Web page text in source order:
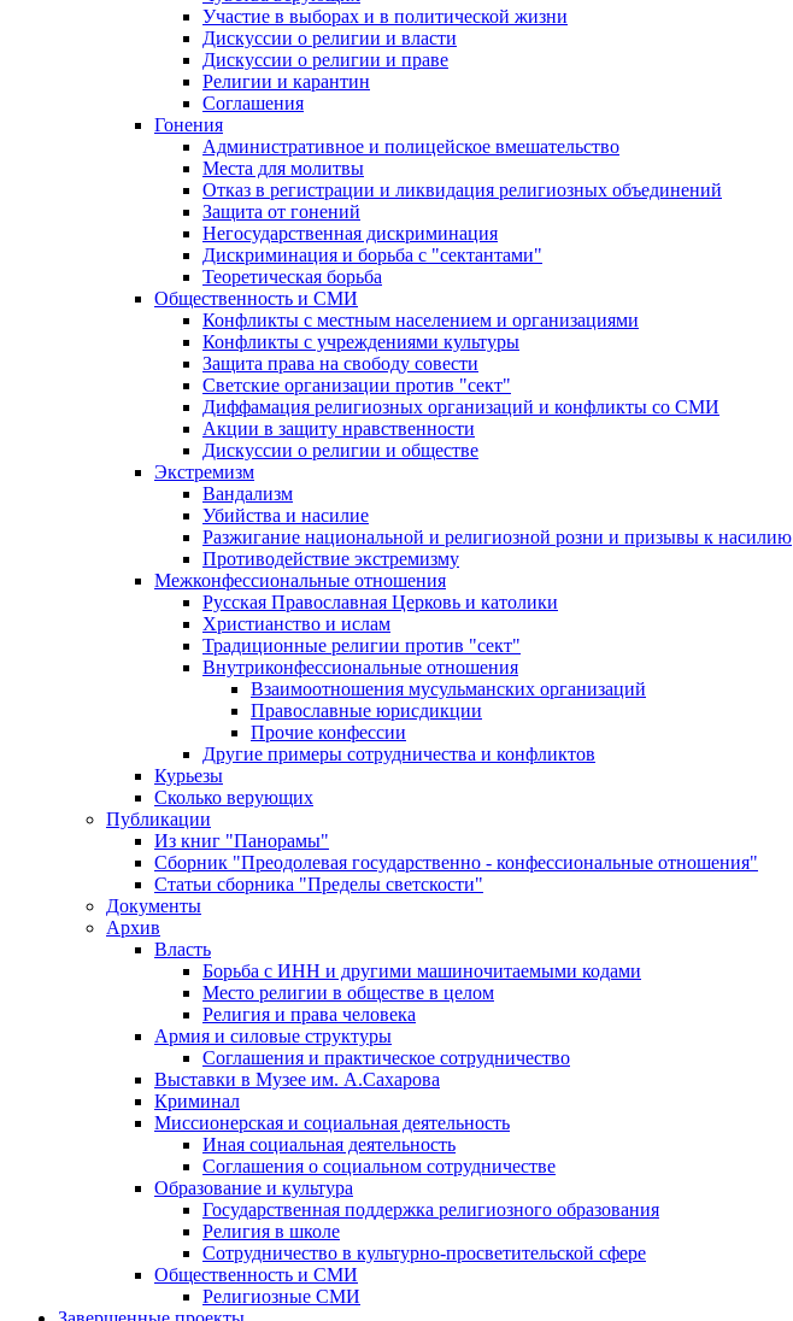
Участие в выборах и в политической жизни
Дискуссии о религии и власти
Дискуссии о религии и праве
Религии и карантин
Соглашения
Гонения
Административное и полицейское вмешательство
Места для молитвы
Отказ в регистрации и ликвидация религиозных объединений
Защита от гонений
Негосударственная дискриминация
Дискриминация и борьба с "сектантами"
Теоретическая борьба
Общественность и СМИ
Конфликты с местным населением и организациями
Конфликты с учреждениями культуры
Защита права на свободу совести
Светские организации против "сект"
Диффамация религиозных организаций и конфликты со СМИ
Акции в защиту нравственности
Дискуссии о религии и обществе
Экстремизм
Вандализм
Убийства и насилие
Разжигание национальной и религиозной розни и призывы к насилию
Противодействие экстремизму
Межконфессиональные отношения
Русская Православная Церковь и католики
Христианство и ислам
Традиционные религии против "сект"
Внутриконфессиональные отношения
Взаимоотношения мусульманских организаций
Православные юрисдикции
Прочие конфессии
Другие примеры сотрудничества и конфликтов
Курьезы
Сколько верующих
Публикации
Из книг "Панорамы"
Сборник "Преодолевая государственно - конфессиональные отношения"
Статьи сборника "Пределы светскости"
Документы
Архив
Власть
Борьба с ИНН и другими машиночитаемыми кодами
Место религии в обществе в целом
Религия и права человека
Армия и силовые структуры
Соглашения и практическое сотрудничество
Выставки в Музее им. А.Сахарова
Криминал
Миссионерская и социальная деятельность
Иная социальная деятельность
Соглашения о социальном сотрудничестве
Образование и культура
Государственная поддержка религиозного образования
Религия в школе
Сотрудничество в культурно-просветительской сфере
Общественность и СМИ
Религиозные СМИ